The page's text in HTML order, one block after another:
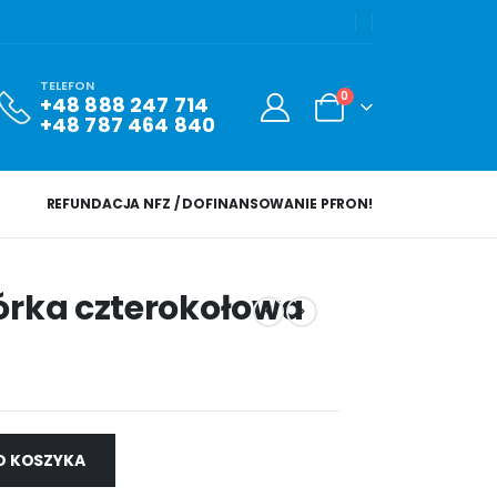
TELEFON
+48 888 247 714
+48 787 464 840
0
REFUNDACJA NFZ / DOFINANSOWANIE PFRON!
czterokołowa
KOSZYKA